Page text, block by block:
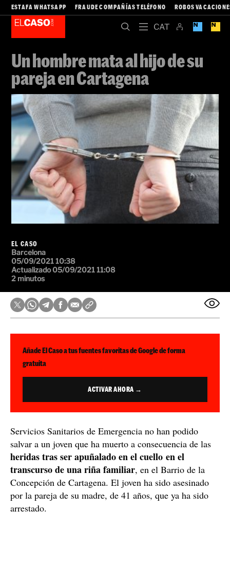
ESTAFA WHATSAPP FRAUDE COMPAÑÍAS TELÉFONO ROBOS
Un hombre mata al hijo de su
pareja en Cartagena
EL CASO
Barcelona
05/09/2021 10:38
Actualizado 05/09/2021 11:08
2 minutos
Añade El Caso a tus fuentes favoritas de Google de forma
gratuita
ACTIVAR AHORA →
Servicios Sanitarios de Emergencia no han podido
salvar a un joven que ha muerto a consecuencia de las
heridas tras ser apuñalado en el cuello en el
transcurso de una riña familiar, en el Barrio de la
Concepción de Cartagena. El joven ha sido asesinado
por la pareja de su madre, de 41 años, que ya ha sido
arrestado.